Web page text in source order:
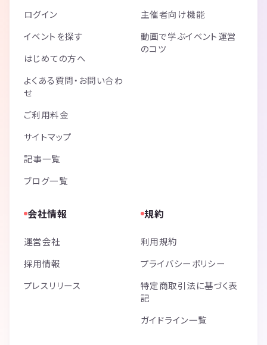
ログイン
イベントを探す
はじめての方へ
よくある質問・お問い合わ
せ
ご利用料金
サイトマップ
記事一覧
ブログ一覧
主催者向け機能
動画で学ぶイベント運営
のコツ
会社情報
運営会社
採用情報
プレスリリース
規約
利用規約
プライバシーポリシー
特定商取引法に基づく表
記
ガイドライン一覧